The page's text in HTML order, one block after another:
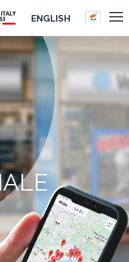
ENGLISH